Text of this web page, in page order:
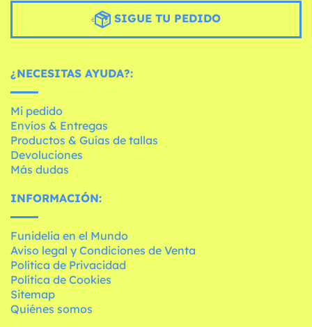
SIGUE TU PEDIDO
¿NECESITAS AYUDA?:
Mi pedido
Envíos & Entregas
Productos & Guías de tallas
Devoluciones
Más dudas
INFORMACIÓN:
Funidelia en el Mundo
Aviso legal y Condiciones de Venta
Política de Privacidad
Política de Cookies
Sitemap
Quiénes somos